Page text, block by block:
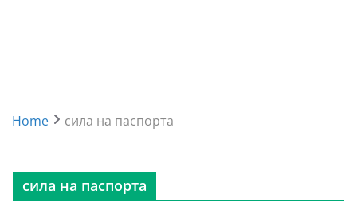
Home сила на паспорта
сила на паспорта